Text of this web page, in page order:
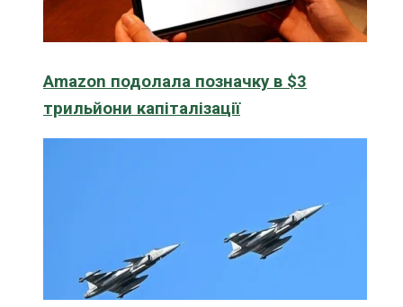
Amazon подолала позначку в $3
трильйони капіталізації